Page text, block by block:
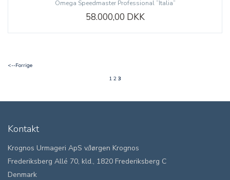
Omega Speedmaster Professional ”Italia”
58.000,00 DKK
<--Forrige
1 2 3
Kontakt
Krognos Urmageri ApS v/Jørgen Krognos
Frederiksberg Allé 70, kld., 1820 Frederiksberg C
Denmark